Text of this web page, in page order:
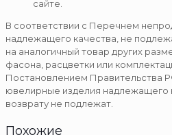
сайте.
В соответствии с Перечнем
надлежащего качества, не
на аналогичный товар других
фасона, расцветки или
Постановлением Правительства
ювелирные изделия надлежащего
возврату не подлежат.
Похожие